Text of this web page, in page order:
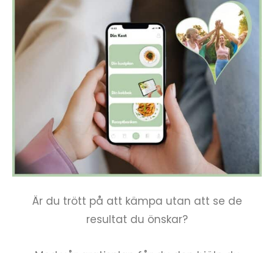
Är du trött på att kämpa utan att se de
resultat du önskar?